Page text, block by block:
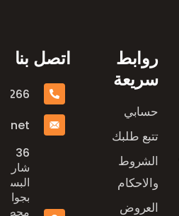
روابط
سريعة
حسابي
تتبع طلبك
الشروط
والاحكام
العروض
اتصل بنا
36
شارع
بجوار
محطة